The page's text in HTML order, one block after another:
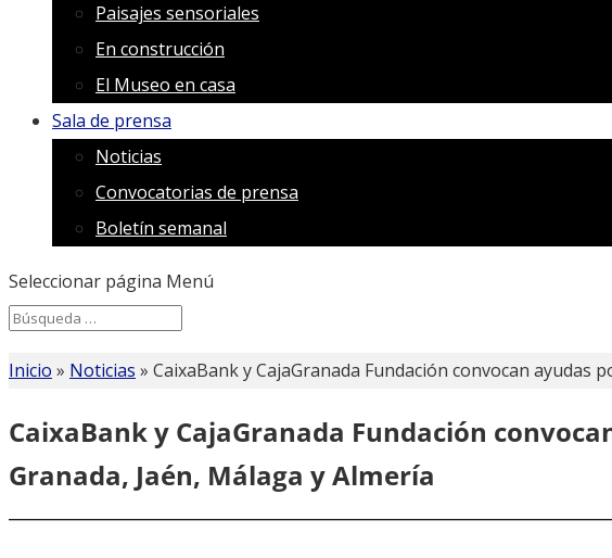
Paisajes sensoriales
En construcción
El Museo en casa
Sala de prensa
Noticias
Convocatorias de prensa
Boletín semanal
Seleccionar página Menú
Search
for...
Inicio » Noticias » CaixaBank y CajaGranada Fundación convocan ayudas
CaixaBank y CajaGranada Fundación
Granada, Jaén, Málaga y Almería